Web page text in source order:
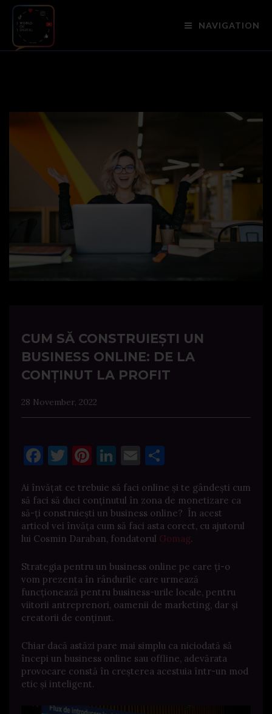
NAVIGATION
CUM SĂ CONSTRUIEȘTI UN
BUSINESS ONLINE: DE LA
CONȚINUT LA PROFIT
28 November, 2022
Facebook
Twitter
Pinterest
LinkedIn
Email
Ai învățat ce trebuie să faci online și te gândești cum
să faci să duci conținutul în zona de monetizare ca
să-ți construiești un business online? În acest
articol vei învăța cum să faci asta corect, cu ajutorul
lui Cosmin Daraban, fondatorul Gomag.
Strategia pentru un business online pe care ți-o
vom prezenta în rândurile care urmează
funcționează pentru business-urile locale, pentru
viitorii antreprenori, oamenii de marketing, dar și
creatorii de conținut.
Chiar dacă astăzi pare mai simplu ca niciodată să
începi un business online sau offline, adevărata
provocare constă în creșterea acestuia într-un mod
etic și inteligent.